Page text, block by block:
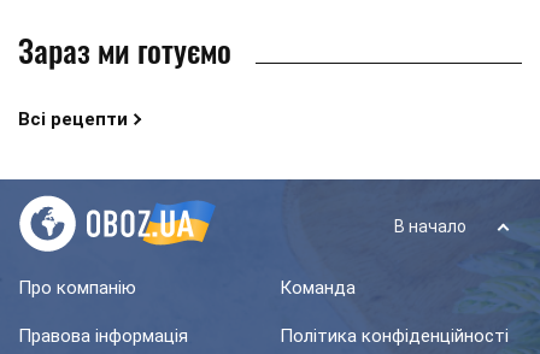
Зараз ми готуємо
Всі рецепти
В начало
Про компанію Команда
Правова інформація Політика конфіденційності